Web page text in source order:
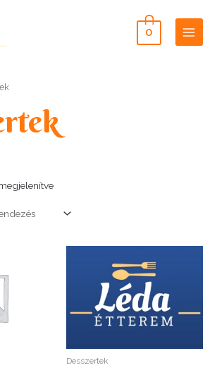
0
Main
Desszertek